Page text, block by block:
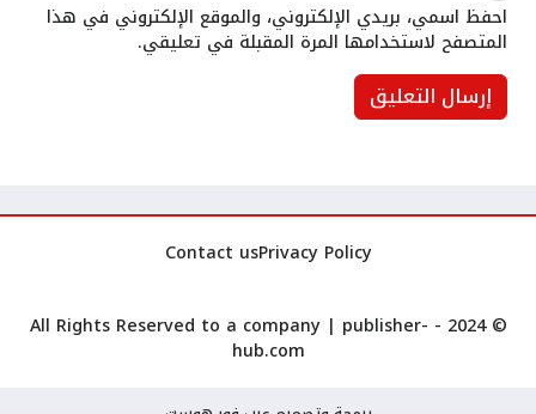
احفظ اسمي، بريدي الإلكتروني، والموقع الإلكتروني في هذا
المتصفح لاستخدامها المرة المقبلة في تعليقي.
Privacy Policy
Contact us
© 2024 - All Rights Reserved to a company |
publisher-
hub.com